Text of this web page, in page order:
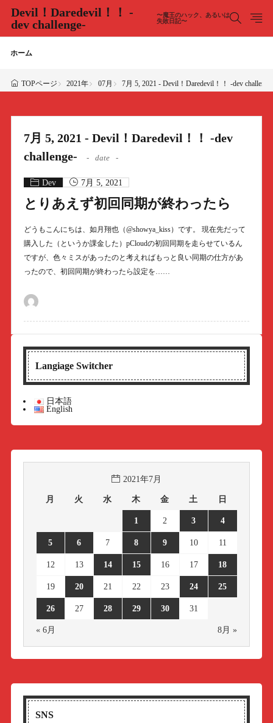
Devil！Daredevil！！ -
dev challenge-
〜魔王のハック、あるいは
失敗日記〜
ホーム
TOPページ 2021年 07月 7月 5, 2021 - Devil！Daredevil！！ -dev
7月 5, 2021 - Devil！Daredevil！！ -dev
challenge-
date
Dev 7月 5, 2021
とりあえず初回同期が終わったら
どうもこんにちは、如月翔也（@showya_kiss）です。 現在先だって
購入した（というか課金した）pCloudの初回同期を走らせているん
ですが、色々ミスがあったのと考えればもっと良い同期の仕方があ
ったので、初回同期が終わったら設定を……
Langiage Switcher
日本語
English
2021年7月
月 火 水 木 金 土 日
1 2 3 4
5 6 7 8 9 10 11
12 13 14 15 16 17 18
19 20 21 22 23 24 25
26 27 28 29 30 31
« 6月 8月 »
SNS